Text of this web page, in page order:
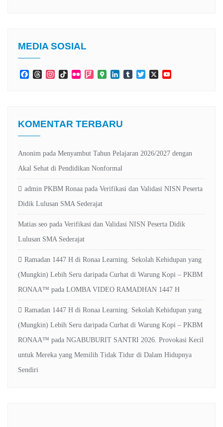
MEDIA SOSIAL
FacebookThreadsInstagramTikTokFlickr Foursquare
GoogleLinkedInTumblrTwitter
X
KOMENTAR TERBARU
Anonim pada Menyambut Tahun Pelajaran 2026/2027 dengan
Akal Sehat di Pendidikan Nonformal
admin PKBM Ronaa pada Verifikasi dan Validasi NISN Peserta
Didik Lulusan SMA Sederajat
Matias seo pada Verifikasi dan Validasi NISN Peserta Didik
Lulusan SMA Sederajat
Ramadan 1447 H di Ronaa Learning. Sekolah Kehidupan yang
(Mungkin) Lebih Seru daripada Curhat di Warung Kopi – PKBM
RONAA™ pada LOMBA VIDEO RAMADHAN 1447 H
Ramadan 1447 H di Ronaa Learning. Sekolah Kehidupan yang
(Mungkin) Lebih Seru daripada Curhat di Warung Kopi – PKBM
RONAA™ pada NGABUBURIT SANTRI 2026. Provokasi Kecil
untuk Mereka yang Memilih Tidak Tidur di Dalam Hidupnya
Sendiri